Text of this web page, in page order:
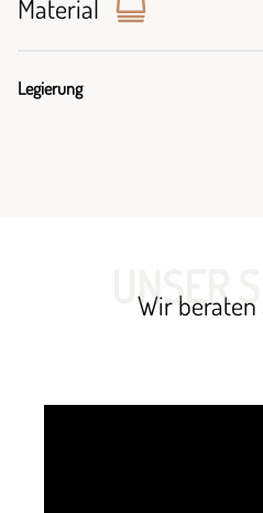
Material
Legierung
UNSER
Wir beraten